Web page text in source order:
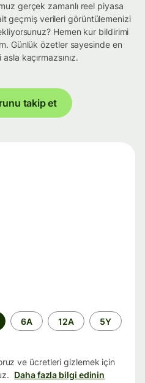
gerçek zamanlı reel piyasa
geçmiş verileri görüntülemenizi
Hemen kur bildirimi
Günlük özetler sayesinde en
kaçırmazsınız.
takip et
6A 12A 5Y
ve ücretleri gizlemek için
Daha fazla bilgi edinin